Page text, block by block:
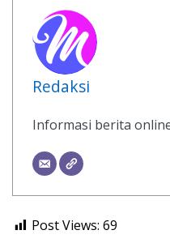
Redaksi
Informasi berita
Post Views: 69